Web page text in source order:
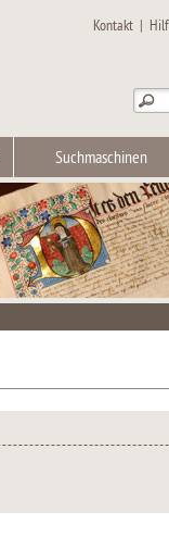
Kontakt |
Suchmaschinen